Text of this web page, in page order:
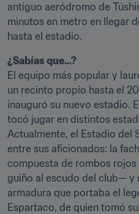
antiguo aeródromo de
minutos en metro en llegar
hasta el estadio.
¿Sabías que...?
El equipo más popular y
un recinto propio hasta el
inauguró su nuevo estadio.
tocó jugar en distintos
Actualmente, el Estadio del
entre sus aficionados: la
compuesta de rombos
guiño al escudo del club— y
armadura que portaba el
Espartaco, de quien tomó